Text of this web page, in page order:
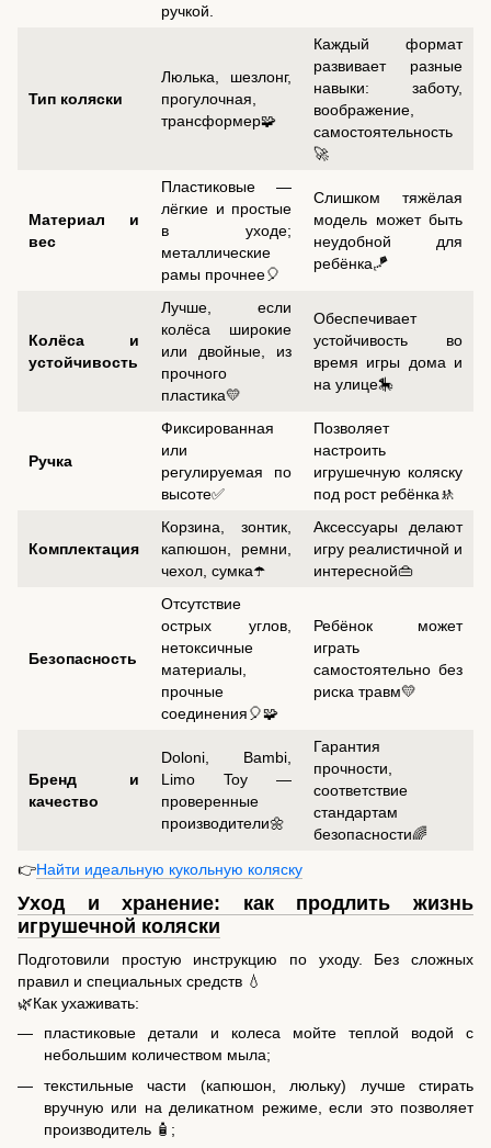
ручкой.
Тип коляски
Люлька, шезлонг,
прогулочная,
трансформер🧩
Каждый формат
развивает разные
навыки: заботу,
воображение,
самостоятельность
🚀
Материал и
вес
Пластиковые —
лёгкие и простые
в уходе;
металлические
рамы прочнее🎈
Слишком тяжёлая
модель может быть
неудобной для
ребёнка🪁
Колёса и
устойчивость
Лучше, если
колёса широкие
или двойные, из
прочного
пластика💛
Обеспечивает
устойчивость во
время игры дома и
на улице🎠
Ручка
Фиксированная
или
регулируемая по
высоте✅
Позволяет
настроить
игрушечную коляску
под рост ребёнка🚸
Комплектация
Корзина, зонтик,
капюшон, ремни,
чехол, сумка☂️
Аксессуары делают
игру реалистичной и
интересной👜
Безопасность
Отсутствие
острых углов,
нетоксичные
материалы,
прочные
соединения🎈🧩
Ребёнок может
играть
самостоятельно без
риска травм💛
Бренд и
качество
Doloni, Bambi,
Limo Toy —
проверенные
производители🌼
Гарантия
прочности,
соответствие
стандартам
безопасности🌈
👉Найти идеальную кукольную коляску
Уход и хранение: как продлить жизнь
игрушечной коляски
Подготовили простую инструкцию по уходу. Без сложных
правил и специальных средств 💧
🌿Как ухаживать:
пластиковые детали и колеса мойте теплой водой с
небольшим количеством мыла;
текстильные части (капюшон, люльку) лучше стирать
вручную или на деликатном режиме, если это позволяет
производитель 🧴;